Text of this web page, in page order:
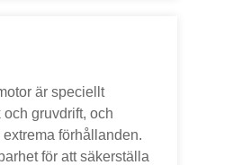
är speciellt
gruvdrift, och
förhållanden.
för att säkerställa